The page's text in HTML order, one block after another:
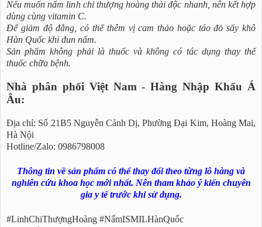
Nếu muốn nấm linh chi thượng hoàng thải độc nhanh, nên kết hợp
dùng cùng vitamin C.
Để giảm độ đắng, có thể thêm vị cam thảo hoặc táo đỏ sấy khô
Hàn Quốc khi đun nấm.
Sản phẩm không phải là thuốc và không có tác dụng thay thế
thuốc chữa bệnh.
Nhà phân phối Việt Nam - Hàng Nhập Khẩu Á
Âu:
Địa chỉ: Số 21B5 Nguyễn Cảnh Dị, Phường Đại Kim, Hoàng Mai,
Hà Nội
Hotline/Zalo: 0986798008
Thông tin về sản phẩm có thể thay đổi theo từng lô hàng và
nghiên cứu khoa học mới nhất. Nên tham khảo ý kiến chuyên
gia y tế trước khi sử dụng.
#LinhChiThượngHoàng #NấmISMILHànQuốc